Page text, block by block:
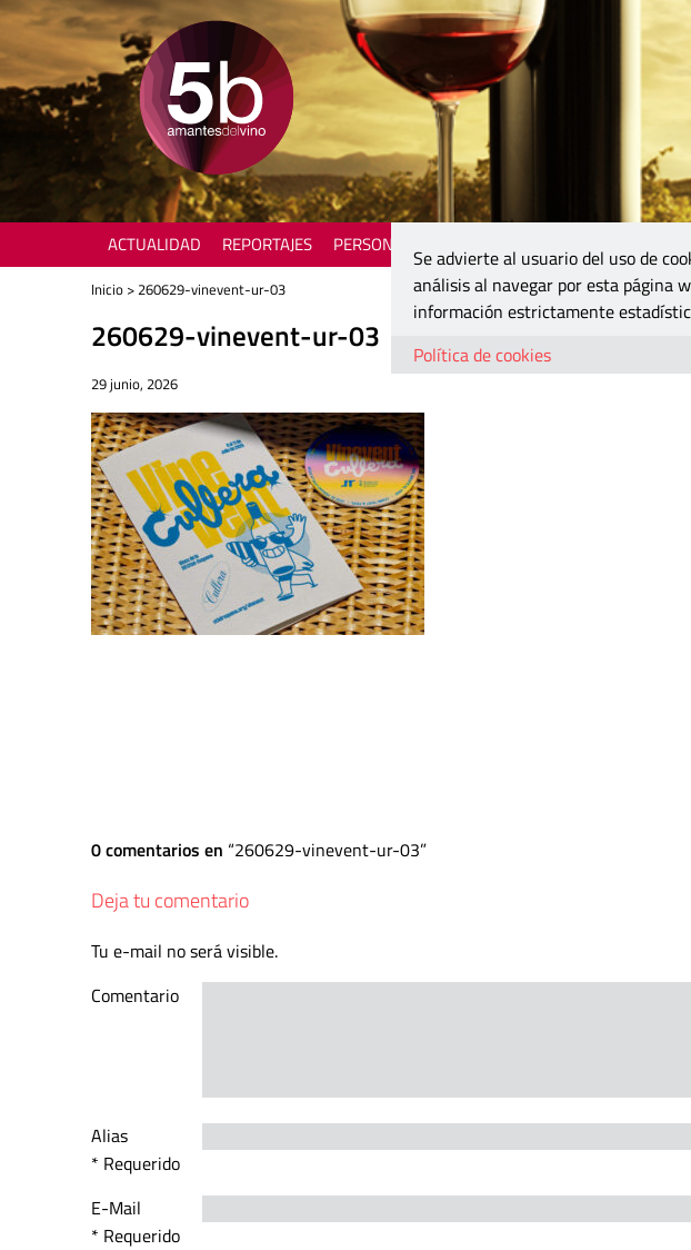
ACTUALIDAD REPORTAJES PERSONAJES
Inicio > 260629-vinevent-ur-03
260629-vinevent-ur-03
29 junio, 2026
0 comentarios en 260629-vinevent-ur-03
Deja tu comentario
Tu e-mail no será visible.
Comentario
Alias
* Requerido
E-Mail
* Requerido
Se advierte al usuario del uso de
análisis al navegar por esta página
información estrictamente
Política de cookies